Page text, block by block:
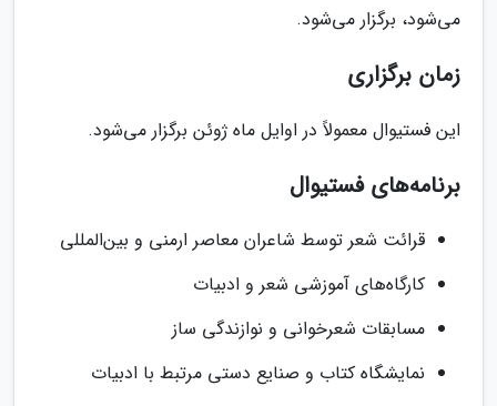
می‌شود، برگزار می‌شود.
زمان برگزاری
این فستیوال معمولاً در اوایل ماه ژوئن برگزار می‌شود.
برنامه‌های فستیوال
قرائت شعر توسط شاعران معاصر ارمنی و بین‌المللی
کارگاه‌های آموزشی شعر و ادبیات
مسابقات شعرخوانی و نوازندگی ساز
نمایشگاه کتاب و صنایع دستی مرتبط با ادبیات